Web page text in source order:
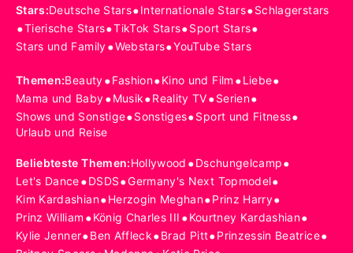
Stars:Deutsche Stars•Internationale Stars•Schlagerstars
•Tierische Stars•TikTok Stars•Sport Stars•
Stars und Family•Webstars•YouTube Stars
Themen:Beauty•Fashion•Kino und Film •Liebe•
Mama und Baby•Musik•Reality TV•Serien•
Shows und Sonstige•Sonstiges•Sport und Fitness•
Urlaub und Reise
Beliebteste Themen:Hollywood •Dschungelcamp•
Let's Dance•DSDS•Germany's Next Topmodel•
Kim Kardashian•Herzogin Meghan•Prinz Harry•
Prinz William •König Charles III •Kourtney Kardashian•
Kylie Jenner•Ben Affleck•Brad Pitt•Prinzessin Beatrice•